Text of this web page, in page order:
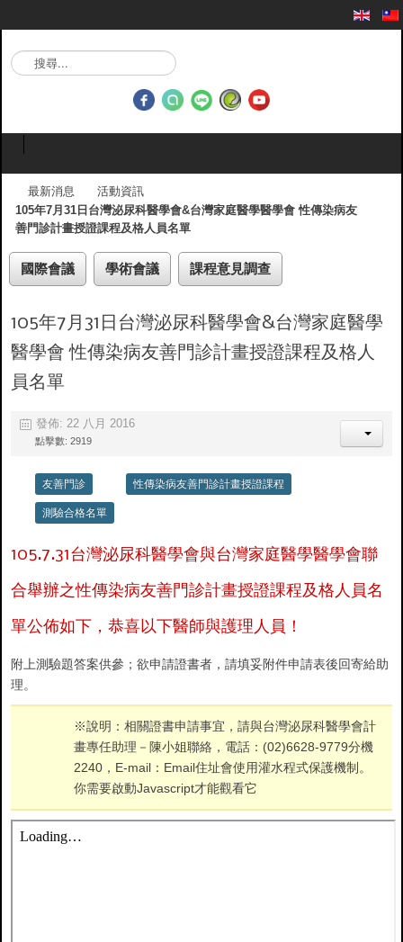
搜
尋
.
最新消息
活動資訊
105年7月31日台灣泌尿科醫學會&台灣家庭醫學醫學會 性傳染病友
善門診計畫授證課程及格人員名單
國際會議 學術會議 課程意見調查
105年7月31日台灣泌尿科醫學會&台灣家庭醫學
醫學會 性傳染病友善門診計畫授證課程及格人
員名單
發佈: 22 八月 2016
點擊數: 2919
友善門診 性傳染病友善門診計畫授證課程
測驗合格名單
105.7.31台灣泌尿科醫學會與台灣家庭醫學醫學會聯
合舉辦之性傳染病友善門診計畫授證課程及格人員名
單公佈如下，恭喜以下醫師與護理人員！
附上測驗題答案供參；欲申請證書者，請填妥附件申請表後回寄給助
理。
※說明：相關證書申請事宜，請與台灣泌尿科醫學會計
畫專任助理－陳小姐聯絡，電話：(02)6628-9779分機
2240，E-mail： Email住址會使用灌水程式保護機制。
你需要啟動Javascript才能觀看它